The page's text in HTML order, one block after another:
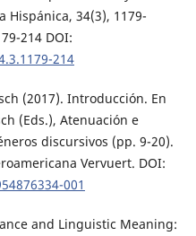
Hispánica, 34(3), 1179-
214 DOI:
214
(2017). Introducción. En
(Eds.), Atenuación e
discursivos (pp. 9-20).
Vervuert. DOI:
001
and Linguistic Meaning: